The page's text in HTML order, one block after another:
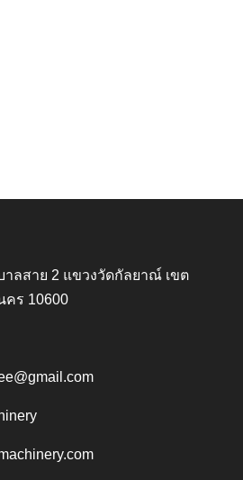
าลสาย 2 แขวงวัดกัลยาณ์ เขต
คร 10600